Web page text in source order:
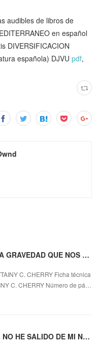
audibles de libros de
en español
DIVERSIFICACION
española) DJVUpdf,
Ebook ita pdf descarga gratuita LA GRAVEDAD QUE NOS ATRAE 9788417333010
C. CHERRY Ficha técnica
C. CHERRY Número de pá…
Google descargas de libros gratis NO HE SALIDO DE MI NOCHE